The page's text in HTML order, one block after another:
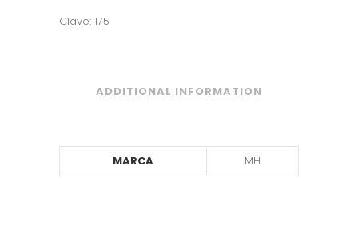
Clave: 175
ADDITIONAL INFORMATION
MARCA MH